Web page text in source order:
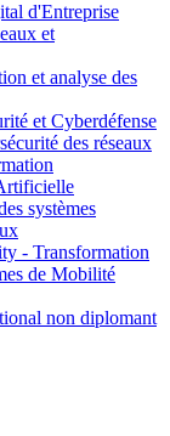
d'Entreprise
et
et analyse des
et Cyberdéfense
des réseaux
systèmes
- Transformation
de Mobilité
non diplomant